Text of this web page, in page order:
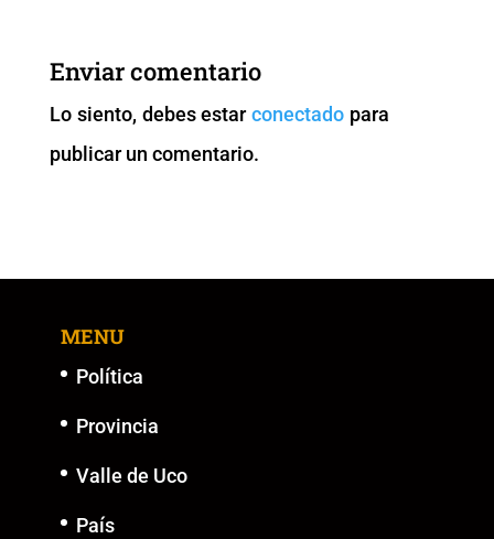
b
o
o
k
A
p
p k
er
Enviar comentario
Lo siento, debes estarconectado para
publicar un comentario.
MENU
Política
Provincia
Valle de Uco
País